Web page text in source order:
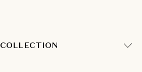
COLLECTION